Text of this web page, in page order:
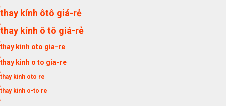
,
thay kính ôtô giá-rẻ
,
thay kính ô tô giá-rẻ
,
thay kinh oto gia-re
,
thay kinh o to gia-re
,
thay kinh oto re
,
thay kinh o-to re
,